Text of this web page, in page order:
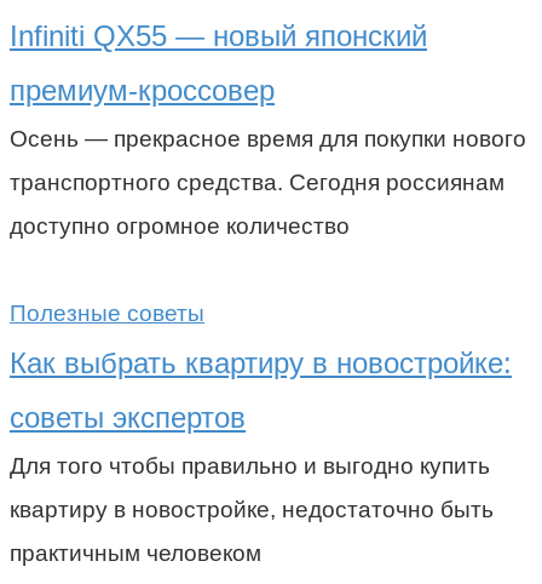
Infiniti QX55 — новый японский
премиум-кроссовер
Осень — прекрасное время для покупки нового
транспортного средства. Сегодня россиянам
доступно огромное количество
Полезные советы
Как выбрать квартиру в новостройке:
советы экспертов
Для того чтобы правильно и выгодно купить
квартиру в новостройке, недостаточно быть
практичным человеком